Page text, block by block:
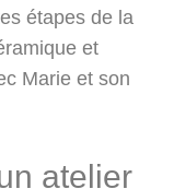
étapes de la
et
Marie et son
atelier